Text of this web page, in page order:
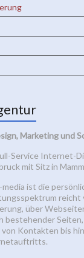
Marketing und
Service Internet-
mit Sitz in
media ist die
reicht
über
bestehender Seiten,
Kontakten bis